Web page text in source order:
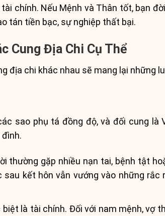
chính. Nếu Mệnh và Thân tốt, bạn
tán tiền bạc, sự nghiệp thất bại.
Cung Địa Chi Cụ Thể
địa chi khác nhau sẽ mang lại những
sao phụ tá đồng độ, và đối cung là
thường gặp nhiều nạn tai, bệnh tật
kết hôn vẫn vướng vào những
biệt là tài chính. Đối với nam mệnh, vợ